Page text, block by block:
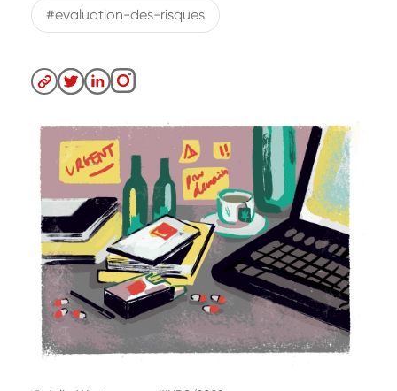
#evaluation-des-risques